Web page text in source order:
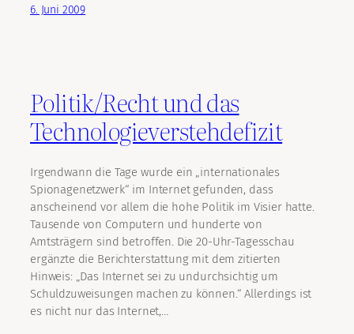
6. Juni 2009
Politik/Recht und das
Technologieverstehdefizit
Irgendwann die Tage wurde ein „internationales
Spionagenetzwerk“ im Internet gefunden, dass
anscheinend vor allem die hohe Politik im Visier hatte.
Tausende von Computern und hunderte von
Amtsträgern sind betroffen. Die 20-Uhr-Tagesschau
ergänzte die Berichterstattung mit dem zitierten
Hinweis: „Das Internet sei zu undurchsichtig um
Schuldzuweisungen machen zu können.“ Allerdings ist
es nicht nur das Internet,…